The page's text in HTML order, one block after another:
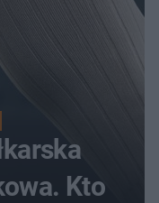
Kto